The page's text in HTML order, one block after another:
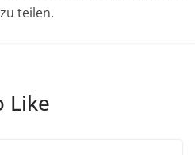
teilen.
Like